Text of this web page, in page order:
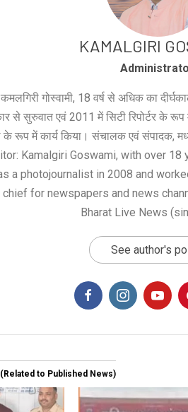
KAMALGIRI
गोस्वामी, 18 वर्ष से अधिक का
से सुरुवात एवं 2011 में सिटी रिपोर्टर के
के रूप में कार्य किया। संचालक एवं संपादक,
Kamalgiri Goswami, with over
a photojournalist in 2008 and
for newspapers and news
Bharat Live News
See author's
(Related to Published News)